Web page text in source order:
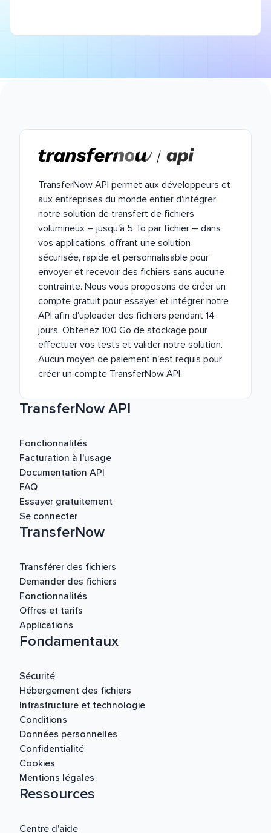
TransferNow API permet aux développeurs et
aux entreprises du monde entier d'intégrer
notre solution de transfert de fichiers
volumineux – jusqu'à 5 To par fichier – dans
vos applications, offrant une solution
sécurisée, rapide et personnalisable pour
envoyer et recevoir des fichiers sans aucune
contrainte. Nous vous proposons de créer un
compte gratuit pour essayer et intégrer notre
API afin d'uploader des fichiers pendant 14
jours. Obtenez 100 Go de stockage pour
effectuer vos tests et valider notre solution.
Aucun moyen de paiement n'est requis pour
créer un compte TransferNow API.
TransferNow API
Fonctionnalités
Facturation à l'usage
Documentation API
FAQ
Essayer gratuitement
Se connecter
TransferNow
Transférer des fichiers
Demander des fichiers
Fonctionnalités
Offres et tarifs
Applications
Fondamentaux
Sécurité
Hébergement des fichiers
Infrastructure et technologie
Conditions
Données personnelles
Confidentialité
Cookies
Mentions légales
Ressources
Centre d'aide